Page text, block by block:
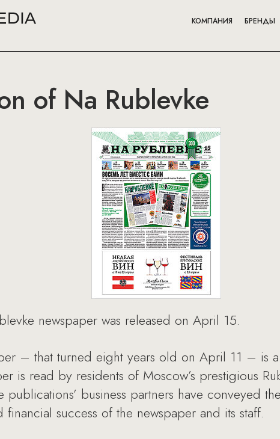
КОМПАНИЯ БРЕНДЫ
of Na Rublevke
newspaper was released on April 15.
– that turned eight years old on April 11 – is
is read by residents of Moscow’s prestigious
publications’ business partners have conveyed
success of the newspaper and its staff.